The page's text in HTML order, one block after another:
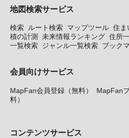
地図検索サービス
検索 ルート検索 マップツール 住ま
積の計測
未来情報ランキング 住所
一覧検索 ジャンル一覧検索 ブック
会員向けサービス
MapFan会員登録（無料）
MapFan
料）
コンテンツサービス